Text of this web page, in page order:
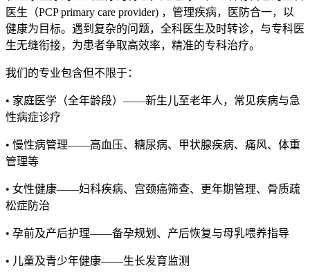
医生（PCP primary care provider) ，管理疾病，医防合一，以
健康为目标。遇到复杂的问题，全科医生及时转诊，与专科医
生无缝衔接，为患者争取高效率，精准的专科治疗。
我们的专业包含但不限于：
• 家庭医学（全年龄段）——新生儿至老年人，常见疾病与急
性病症诊疗
• 慢性病管理——高血压、糖尿病、甲状腺疾病、痛风、体重
管理等
• 女性健康——妇科疾病、宫颈癌筛查、更年期管理、骨质疏
松症防治
• 孕前及产后护理——备孕规划、产后恢复与母乳喂养指导
• 儿童及青少年健康——生长发育监测